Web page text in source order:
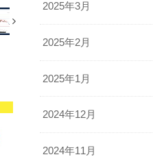
2025年3月
2025年2月
2025年1月
2024年12月
2024年11月